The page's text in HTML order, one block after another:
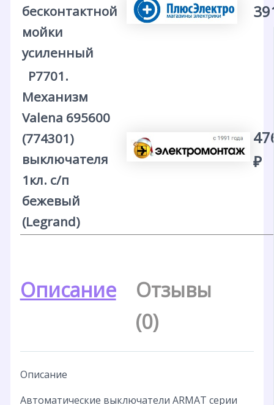
бесконтактной
мойки
усиленный
Р7701.
Механизм
Valena 695600
(774301)
выключателя
1кл. с/п
бежевый
(Legrand)
₽
Описание
Отзывы
(0)
Описание
Автоматические выключатели ARMAT серии